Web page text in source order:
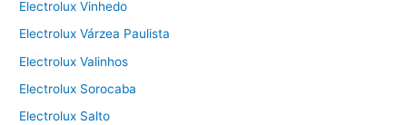
Electrolux Vinhedo
Electrolux Várzea Paulista
Electrolux Valinhos
Electrolux Sorocaba
Electrolux Salto